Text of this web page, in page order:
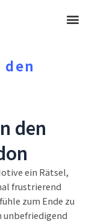
メ
den
ein Rätsel,
frustrierend
zum Ende zu
unbefriedigend